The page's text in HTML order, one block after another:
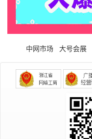
中网市场 大号会展